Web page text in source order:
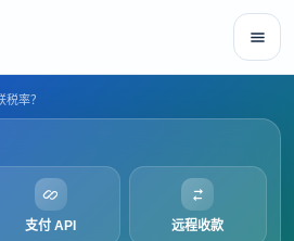
率？
支付 API 远程收款